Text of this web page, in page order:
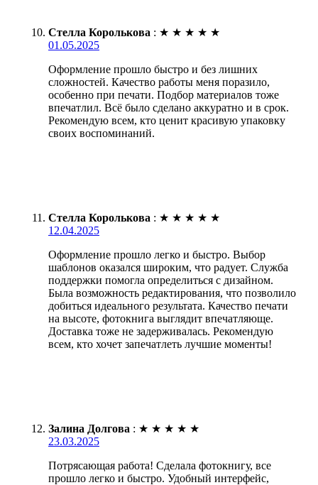
Стелла Королькова : ★ ★ ★ ★ ★
01.05.2025
Оформление прошло быстро и без лишних
сложностей. Качество работы меня поразило,
особенно при печати. Подбор материалов тоже
впечатлил. Всё было сделано аккуратно и в срок.
Рекомендую всем, кто ценит красивую упаковку
своих воспоминаний.
Стелла Королькова : ★ ★ ★ ★ ★
12.04.2025
Оформление прошло легко и быстро. Выбор
шаблонов оказался широким, что радует. Служба
поддержки помогла определиться с дизайном.
Была возможность редактирования, что позволило
добиться идеального результата. Качество печати
на высоте, фотокнига выглядит впечатляюще.
Доставка тоже не задерживалась. Рекомендую
всем, кто хочет запечатлеть лучшие моменты!
Залина Долгова : ★ ★ ★ ★ ★
23.03.2025
Потрясающая работа! Сделала фотокнигу, все
прошло легко и быстро. Удобный интерфейс,